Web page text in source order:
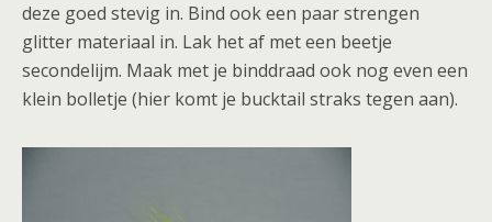
deze goed stevig in. Bind ook een paar strengen
glitter materiaal in. Lak het af met een beetje
secondelijm. Maak met je binddraad ook nog even een
klein bolletje (hier komt je bucktail straks tegen aan).